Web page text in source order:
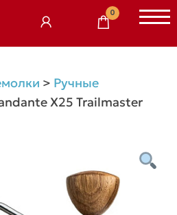
0
> Ручные
X25 Trailmaster